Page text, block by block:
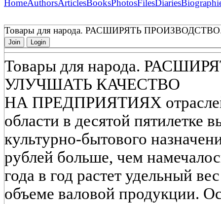
HomeAuthorsArticlesBooksPhotosFilesDiaries
Товары для народа. РАСШИРЯТЬ
Join Login
Товары для народа.
УЛУЧШАТЬ КАЧЕСТВО
НА ПРЕДПРИЯТИЯХ
области в десятой пятилетке
культурно-бытового
рублей больше, чем
года в год растет удельный
объеме валовой продукции.